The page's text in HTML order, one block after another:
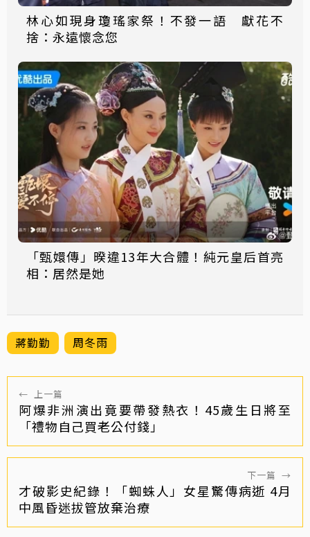
林心如現身瓊瑤家祭！不發一語 獻花不
捨：永遠懷念您
「甄嬛傳」暌違13年大合體！純元皇后首亮
相：居然是她
蔣勤勤 周冬雨
← 上一篇
阿爆非洲演出竟要帶發熱衣！45歲生日將至
「禮物自己買老公付錢」
下一篇 →
才破影史紀錄！「蜘蛛人」女星驚傳病逝 4月
中風昏迷拔管放棄治療